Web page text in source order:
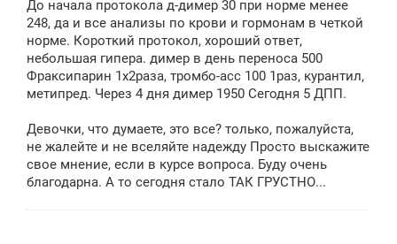
б
щ
н
и
До начала протокола д-димер 30 при норме менее
248, да и все анализы по крови и гормонам в четкой
норме. Короткий протокол, хороший ответ,
небольшая гипера. димер в день переноса 500
Фраксипарин 1х2раза, тромбо-асс 100 1раз, курантил,
метипред. Через 4 дня димер 1950 Сегодня 5 ДПП.
Девочки, что думаете, это все? только, пожалуйста,
не жалейте и не вселяйте надежду Просто выскажите
свое мнение, если в курсе вопроса. Буду очень
благодарна. А то сегодня стало ТАК ГРУСТНО...